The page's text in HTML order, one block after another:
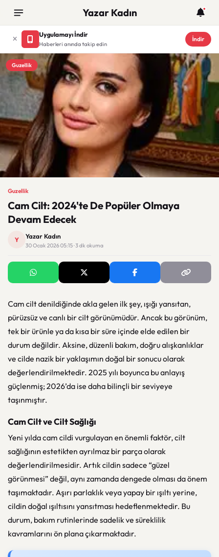
Yazar Kadın
Uygulamayı İndir
Haberleri anında takip edin
İndir
Guzellik
Guzellik
Cam Cilt: 2024'te De Popüler Olmaya
Devam Edecek
Y Yazar Kadın
30 Ocak 2026 05:15 · 3 dk okuma
Cam cilt denildiğinde akla gelen ilk şey, ışığı yansıtan,
pürüzsüz ve canlı bir cilt görünümüdür. Ancak bu görünüm,
tek bir ürünle ya da kısa bir süre içinde elde edilen bir
durum değildir. Aksine, düzenli bakım, doğru alışkanlıklar
ve cilde nazik bir yaklaşımın doğal bir sonucu olarak
değerlendirilmektedir. 2025 yılı boyunca bu anlayış
güçlenmiş; 2026’da ise daha bilinçli bir seviyeye
taşınmıştır.
Cam Cilt ve Cilt Sağlığı
Yeni yılda cam cildi vurgulayan en önemli faktör, cilt
sağlığının estetikten ayrılmaz bir parça olarak
değerlendirilmesidir. Artık cildin sadece “güzel
görünmesi” değil, aynı zamanda dengede olması da önem
taşımaktadır. Aşırı parlaklık veya yapay bir ışıltı yerine,
cildin doğal ışıltısını yansıtması hedeflenmektedir. Bu
durum, bakım rutinlerinde sadelik ve süreklilik
kavramlarını ön plana çıkarmaktadır.